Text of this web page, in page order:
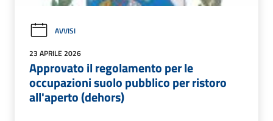
AVVISI
23 APRILE 2026
Approvato il regolamento per le
occupazioni suolo pubblico per ristoro
all'aperto (dehors)